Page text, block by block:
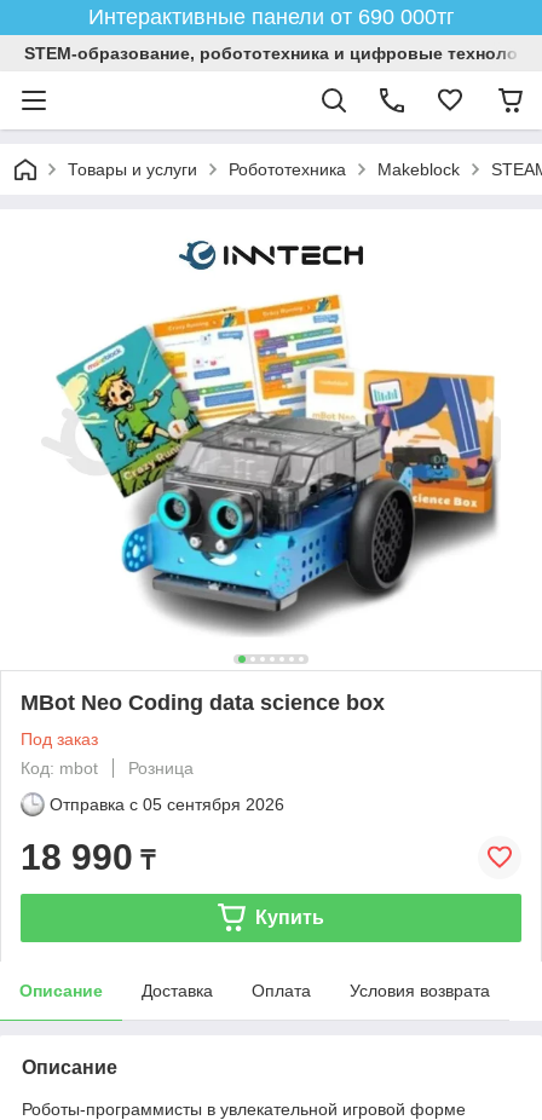
Интерактивные панели от 690 000тг
STEM-образование, робототехника и цифровые
Товары и услуги Робототехника Makeblock
MBot Neo Coding data science box
Под заказ
Код: mbot
Розница
Отправка с 05 сентября 2026
18 990 ₸
Купить
Описание Доставка Оплата Условия возврата
Описание
Роботы-программисты в увлекательной игровой форме